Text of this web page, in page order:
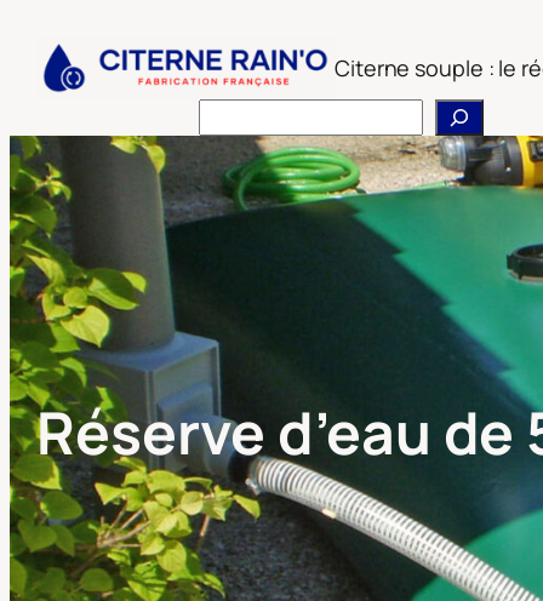
contenu
Citerne souple : le
Réserve d’eau